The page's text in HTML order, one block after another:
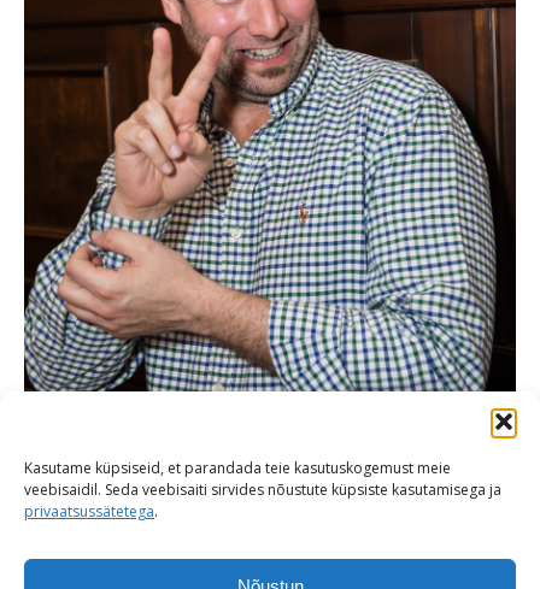
Kasutame küpsiseid, et parandada teie kasutuskogemust meie
veebisaidil. Seda veebisaiti sirvides nõustute küpsiste kasutamisega ja
privaatsussätetega.